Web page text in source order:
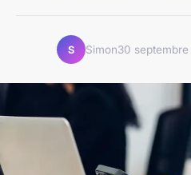
S Simon30